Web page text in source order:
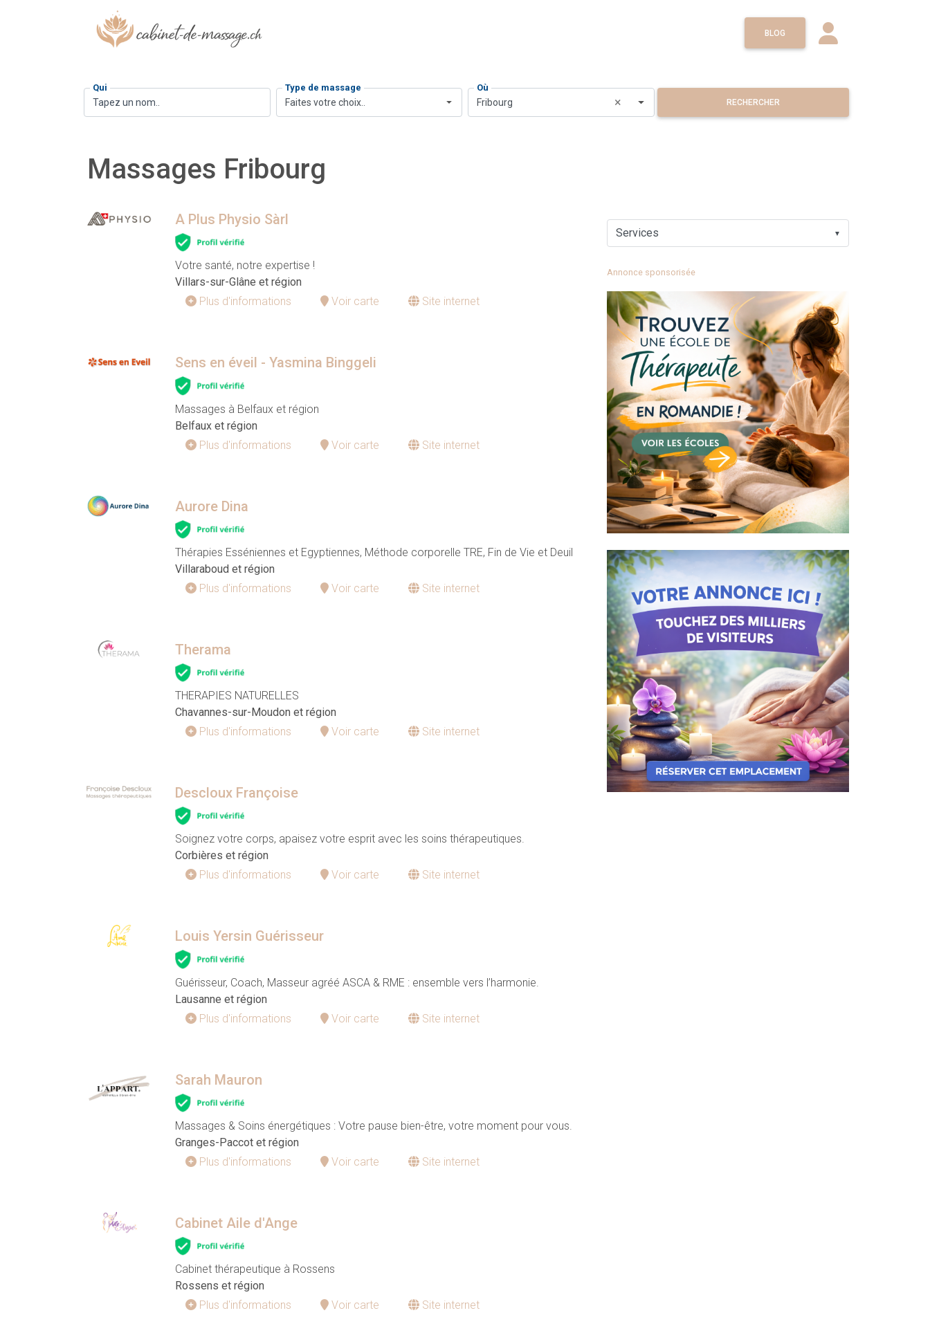
BLOG
Qui Type de massage
Faites votre choix..
Où
Fribourg × RECHERCHER
Massages Fribourg
A Plus Physio Sàrl
Votre santé, notre expertise !
Villars-sur-Glâne et région
Plus d'informations
Voir carte Site internet
Sens en éveil - Yasmina Binggeli
Massages à Belfaux et région
Belfaux et région
Plus d'informations
Voir carte Site internet
Aurore Dina
Thérapies Esséniennes et Egyptiennes, Méthode corporelle TRE, Fin de Vie et Deuil
Villaraboud et région
Plus d'informations
Voir carte Site internet
Therama
THERAPIES NATURELLES
Chavannes-sur-Moudon et région
Plus d'informations
Voir carte Site internet
Descloux Françoise
Soignez votre corps, apaisez votre esprit avec les soins thérapeutiques.
Corbières et région
Plus d'informations
Voir carte Site internet
Louis Yersin Guérisseur
Guérisseur, Coach, Masseur agréé ASCA & RME : ensemble vers l’harmonie.
Lausanne et région
Plus d'informations
Voir carte Site internet
Sarah Mauron
Massages & Soins énergétiques : Votre pause bien-être, votre moment pour vous.
Granges-Paccot et région
Plus d'informations
Voir carte Site internet
Cabinet Aile d'Ange
Cabinet thérapeutique à Rossens
Rossens et région
Plus d'informations
Voir carte Site internet
▼
Annonce sponsorisée